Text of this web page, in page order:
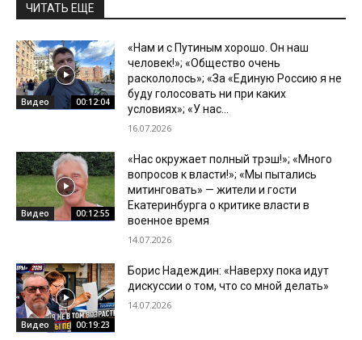
ЧИТАТЬ ЕЩЕ
Видео 00:12:04
«Нам и с Путиным хорошо. Он наш
человек!»; «Общество очень
раскололось»; «За «Единую Россию я не
буду голосовать ни при каких
условиях»; «У нас...
16.07.2026
Видео 00:12:55
«Нас окружает полный трэш!»; «Много
вопросов к власти!»; «Мы пытались
митинговать» — жители и гости
Екатеринбурга о критике власти в
военное время
14.07.2026
Видео 00:19:23
Борис Надеждин: «Наверху пока идут
дискуссии о том, что со мной делать»
14.07.2026